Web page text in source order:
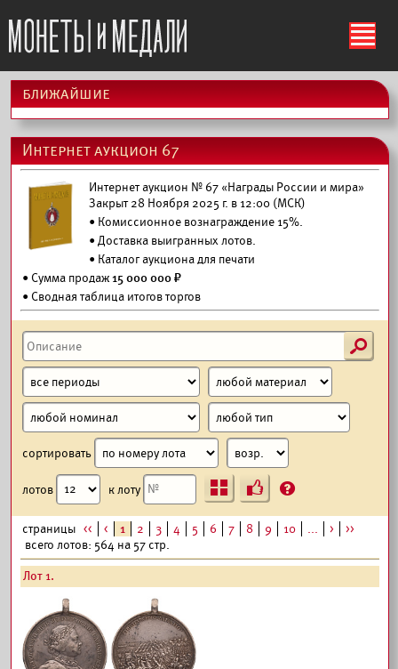
ś
ближайшие
Интернет аукцион 67
Интернет аукцион № 67 «Награды России и мира»
Закрыт 28 Ноября 2025 г. в 12:00 (МСК)
• Комиссионное вознаграждение 15%.
•Доставка выигранных лотов.
• Каталог аукциона для печати
• Сумма продаж15 000 000 ₽
• Сводная таблица итогов торгов
s
сортировать
лотов к лоту Ъ ?
страницы << < 1 2 3 4 5 6 7 8 9 10 ... >
>>
всего лотов: 564 на 57 стр.
Лот 1.